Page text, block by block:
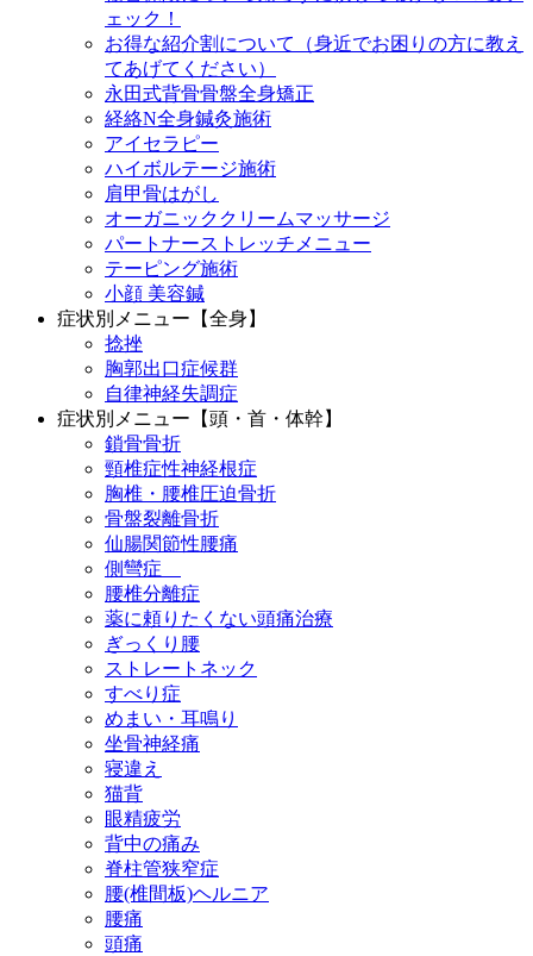
ェック！
お得な紹介割について（身近でお困りの方に教え
てあげてください）
永田式背骨骨盤全身矯正
経絡N全身鍼灸施術
アイセラピー
ハイボルテージ施術
肩甲骨はがし
オーガニッククリームマッサージ
パートナーストレッチメニュー
テーピング施術
小顔 美容鍼
症状別メニュー【全身】
捻挫
胸郭出口症候群
自律神経失調症
症状別メニュー【頭・首・体幹】
鎖骨骨折
頸椎症性神経根症
胸椎・腰椎圧迫骨折
骨盤裂離骨折
仙腸関節性腰痛
側彎症
腰椎分離症
薬に頼りたくない頭痛治療
ぎっくり腰
ストレートネック
すべり症
めまい・耳鳴り
坐骨神経痛
寝違え
猫背
眼精疲労
背中の痛み
脊柱管狭窄症
腰(椎間板)ヘルニア
腰痛
頭痛